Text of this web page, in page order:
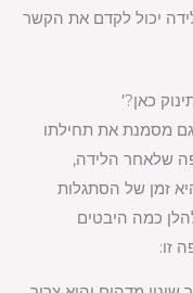
יכול לקדם את הקשר
גם מסמנת את תחילתו
שלאחר הלידה,
זמן של הסתגלות
כמה היבטים
זו: